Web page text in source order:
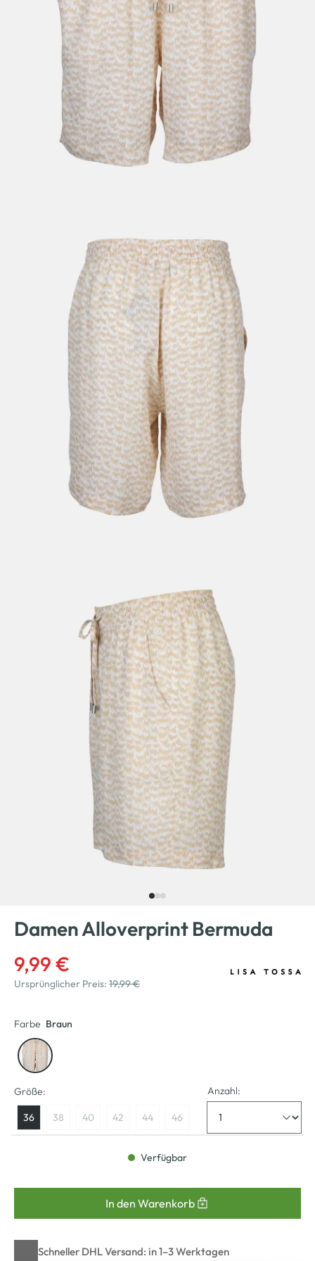
Damen Alloverprint Bermuda
9,99 €
Ursprünglicher Preis: 19,99 €
Farbe Braun
Größe:
36 38 40 42 44 46
Anzahl:
Verfügbar
In den Warenkorb
Schneller DHL Versand: in 1–3 Werktagen